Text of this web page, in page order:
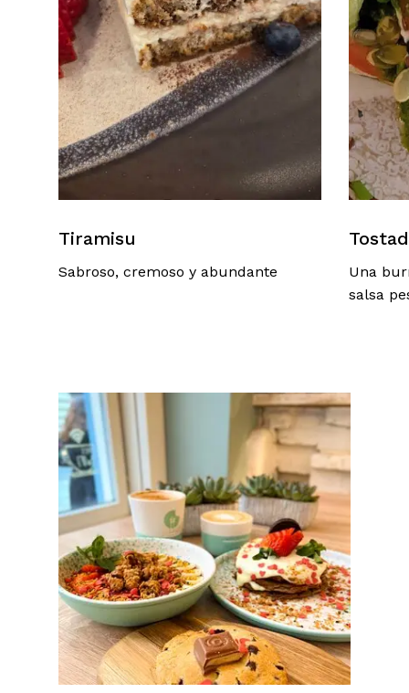
Tiramisu
Sabroso, cremoso y abundante
Una
salsa